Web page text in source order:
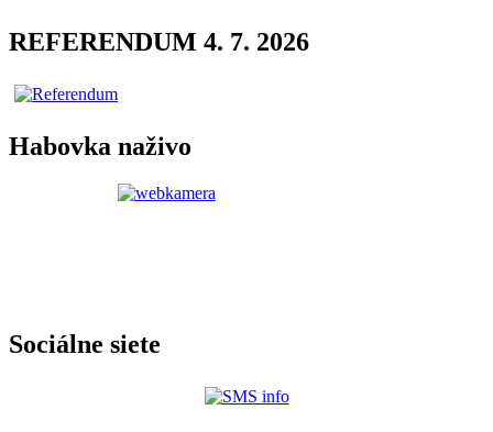
REFERENDUM 4. 7. 2026
Habovka naživo
Sociálne siete